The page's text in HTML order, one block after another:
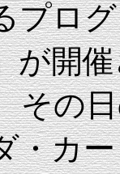
プロ
が開
その
・カ